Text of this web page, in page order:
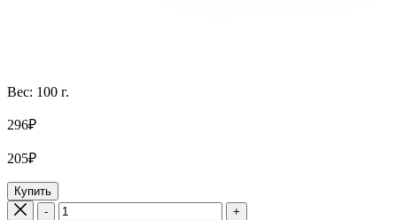
Вес: 100 г.
296₽
205₽
Купить
-
+